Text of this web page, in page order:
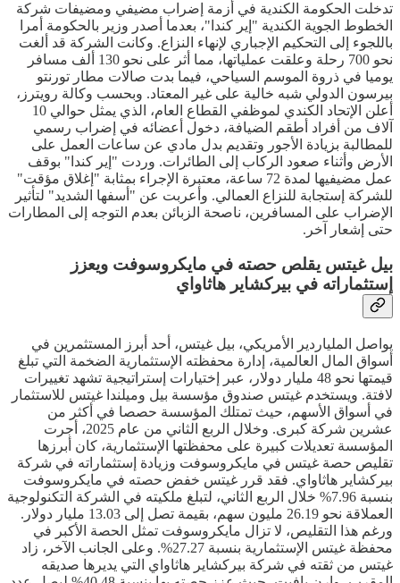
تدخلت الحكومة الكندية في أزمة إضراب مضيفي ومضيفات شركة
الخطوط الجوية الكندية "إير كندا"، بعدما أصدر وزير بالحكومة أمرا
باللجوء إلى التحكيم الإجباري لإنهاء النزاع. وكانت الشركة قد ألغت
نحو 700 رحلة وعلقت عملياتها، مما أثر على نحو 130 ألف مسافر
يوميا في ذروة الموسم السياحي، فيما بدت صالات مطار تورنتو
بيرسون الدولي شبه خالية على غير المعتاد. وبحسب وكالة رويترز،
أعلن الإتحاد الكندي لموظفي القطاع العام، الذي يمثل حوالي 10
آلاف من أفراد أطقم الضيافة، دخول أعضائه في إضراب رسمي
للمطالبة بزيادة الأجور وتقديم بدل مادي عن ساعات العمل على
الأرض وأثناء صعود الركاب إلى الطائرات. وردت "إير كندا" بوقف
عمل مضيفيها لمدة 72 ساعة، معتبرة الإجراء بمثابة "إغلاق مؤقت"
للشركة إستجابة للنزاع العمالي. وأعربت عن "أسفها الشديد" لتأثير
الإضراب على المسافرين، ناصحة الزبائن بعدم التوجه إلى المطارات
حتى إشعار آخر.
بيل غيتس يقلص حصته في مايكروسوفت ويعزز
إستثماراته في بيركشاير هاثاواي
يواصل الملياردير الأمريكي، بيل غيتس، أحد أبرز المستثمرين في
أسواق المال العالمية، إدارة محفظته الإستثمارية الضخمة التي تبلغ
قيمتها نحو 48 مليار دولار، عبر إختيارات إستراتيجية تشهد تغييرات
لافتة. ويستخدم غيتس صندوق مؤسسة بيل وميلندا غيتس للاستثمار
في أسواق الأسهم، حيث تمتلك المؤسسة حصصا في أكثر من
عشرين شركة كبرى. وخلال الربع الثاني من عام 2025، أجرت
المؤسسة تعديلات كبيرة على محفظتها الإستثمارية، كان أبرزها
تقليص حصة غيتس في مايكروسوفت وزيادة إستثماراته في شركة
بيركشاير هاثاواي. فقد قرر غيتس خفض حصته في مايكروسوفت
بنسبة 7.96% خلال الربع الثاني، لتبلغ ملكيته في الشركة التكنولوجية
العملاقة نحو 26.19 مليون سهم، بقيمة تصل إلى 13.03 مليار دولار.
ورغم هذا التقليص، لا تزال مايكروسوفت تمثل الحصة الأكبر في
محفظة غيتس الإستثمارية بنسبة 27.27%. وعلى الجانب الآخر، زاد
غيتس من ثقته في شركة بيركشاير هاثاواي التي يديرها صديقه